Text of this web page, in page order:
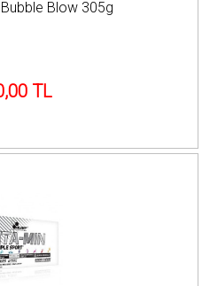
Blow 305g
TL